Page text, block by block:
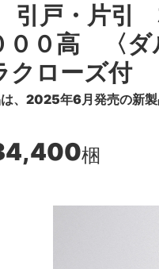
戸・片引
０高 〈ダ
ローズ付
、2025年6月発売の新製
梱